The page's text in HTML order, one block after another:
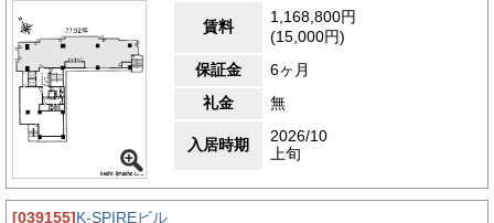
賃料
1,168,800円
(15,000円)
保証金
6ヶ月
礼金
無
入居時期
2026/10
上旬
[039155]K-SPIREビル